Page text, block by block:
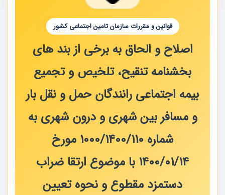
قوانین و مقررات سازمان تامین اجتماعی کشور
اصلاح و الحاق به برخی از بند های
بخشنامه تنقیح، تلخیص و تجمیع
بیمه اجتماعی رانندگان حمل و نقل بار
و مسافر بین شهری و درون شهری به
شماره 110‏/1400‏/1000 مورخ
14‏/01‏/1400 با موضوع ارتقا ضراب
دستمزد مقطوع و نحوه تعیین